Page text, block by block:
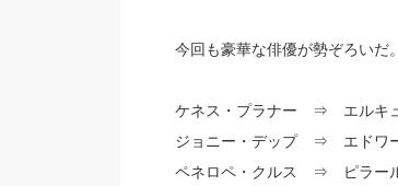
今回も豪華な俳優が勢ぞろいだ
ケネス・プラナー ⇒ エルキュ
ジョニー・デップ ⇒ エドワー
ペネロペ・クルス ⇒ ピラール